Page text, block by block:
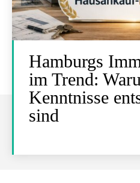
Hamburgs
im Trend:
Kenntnisse
sind